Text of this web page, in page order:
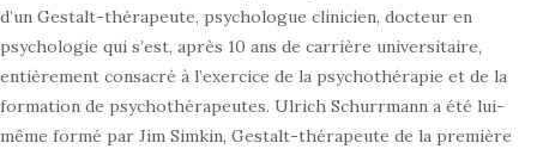
d’un Gestalt-thérapeute, psychologue clinicien, docteur en
psychologie qui s’est, après 10 ans de carrière universitaire,
entièrement consacré à l’exercice de la psychothérapie et de la
formation de psychothérapeutes. Ulrich Schurrmann a été lui-
même formé par Jim Simkin, Gestalt-thérapeute de la première